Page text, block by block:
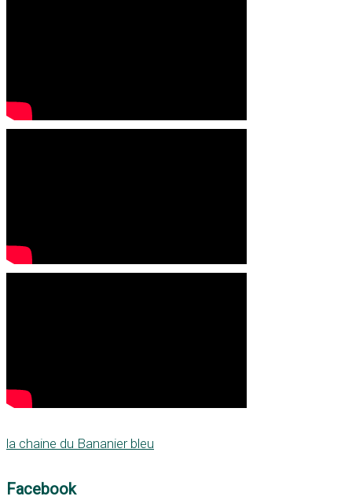
la chaine du Bananier bleu
Facebook